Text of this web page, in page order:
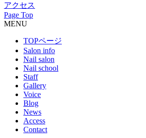
アクセス
Page Top
MENU
TOPページ
Salon info
Nail salon
Nail school
Staff
Gallery
Voice
Blog
News
Access
Contact